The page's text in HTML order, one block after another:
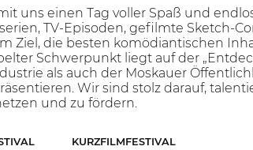
uns einen Tag voller Spaß und
TV-Episoden, gefilmte Sketch-
Ziel, die besten komödiantischen
Schwerpunkt liegt auf der
als auch der Moskauer
Wir sind stolz darauf,
und zu fördern.
KURZFILMFESTIVAL